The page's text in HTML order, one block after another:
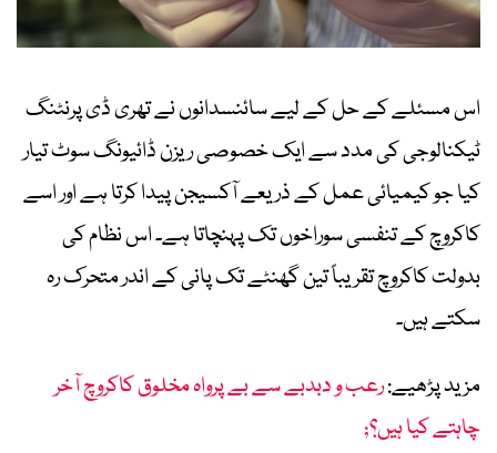
اس مسئلے کے حل کے لیے سائنسدانوں نے تھری ڈی پرنٹنگ
ٹیکنالوجی کی مدد سے ایک خصوصی ریزن ڈائیونگ سوٹ تیار
کیا جو کیمیائی عمل کے ذریعے آکسیجن پیدا کرتا ہے اور اسے
کاکروچ کے تنفسی سوراخوں تک پہنچاتا ہے۔ اس نظام کی
بدولت کاکروچ تقریباً تین گھنٹے تک پانی کے اندر متحرک رہ
سکتے ہیں۔
مزید پڑھیے:رعب و دبدبے سے بے پرواہ مخلوق کاکروچ آخر
چاہتے کیا ہیں؟;